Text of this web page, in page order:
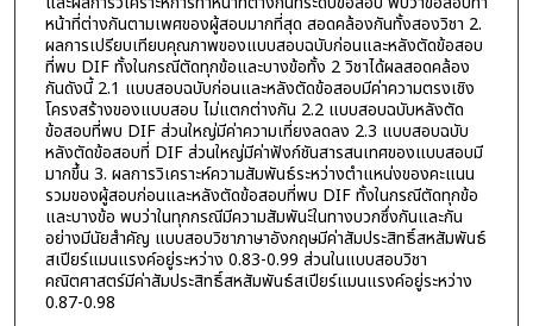
หน้าที่ต่างกันตามเพศของผู้สอบมากที่สุด สอดคล้องกันทั้งสองวิชา 2.
ผลการเปรียบเทียบคุณภาพของแบบสอบฉบับก่อนและหลังตัดข้อสอบ
ที่พบ DIF ทั้งในกรณีตัดทุกข้อและบางข้อทั้ง 2 วิชาได้ผลสอดคล้อง
กันดังนี้ 2.1 แบบสอบฉบับก่อนและหลังตัดข้อสอบมีค่าความตรงเชิง
โครงสร้างของแบบสอบ ไม่แตกต่างกัน 2.2 แบบสอบฉบับหลังตัด
ข้อสอบที่พบ DIF ส่วนใหญ่มีค่าความเที่ยงลดลง 2.3 แบบสอบฉบับ
หลังตัดข้อสอบที่ DIF ส่วนใหญ่มีค่าฟังก์ชันสารสนเทศของแบบสอบมี
มากขึ้น 3. ผลการวิเคราะห์ความสัมพันธ์ระหว่างตำแหน่งของคะแนน
รวมของผู้สอบก่อนและหลังตัดข้อสอบที่พบ DIF ทั้งในกรณีตัดทุกข้อ
และบางข้อ พบว่าในทุกกรณีมีความสัมพันะ์ในทางบวกซึ่งกันและกัน
อย่างมีนัยสำคัญ แบบสอบวิชาภาษาอังกฤษมีค่าสัมประสิทธิ์สหสัมพันธ์
สเปียร์แมนแรงค์อยู่ระหว่าง 0.83-0.99 ส่วนในแบบสอบวิชา
คณิตศาสตร์มีค่าสัมประสิทธิ์สหสัมพันธ์สเปียร์แมนแรงค์อยู่ระหว่าง
0.87-0.98